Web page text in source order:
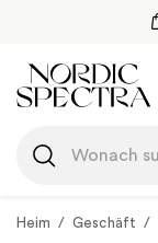
Inhalt
springen
Heim / Geschäft /